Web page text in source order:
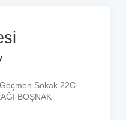
Sokak 22C
BOŞNAK